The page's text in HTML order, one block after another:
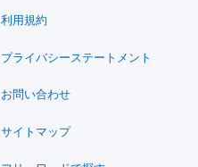
利用規約
プライバシーステートメント
お問い合わせ
サイトマップ